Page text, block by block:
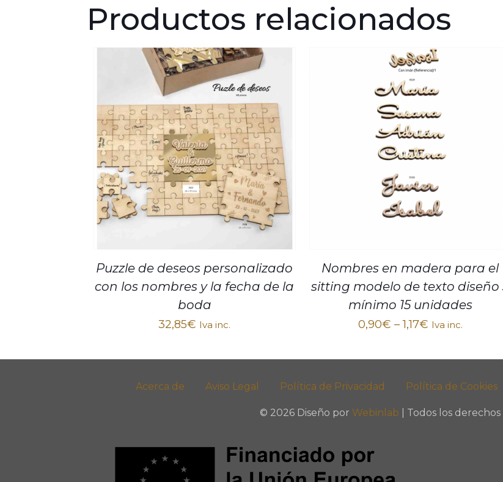
Productos relacionados
Puzzle de deseos personalizado
con los nombres y la fecha de la
boda
32,85€ Iva inc.
Nombres en madera para el
sitting modelo de texto diseño
mínimo 15 unidades
0,90€ –1,17€ Iva inc.
Acerca de Aviso Legal Política de Privacidad Política de Cookies
© 2026 Diseño por Webinlab | Todos los derechos